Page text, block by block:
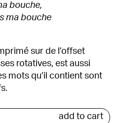
bouche,
ma bouche
sur de l’offset
rotatives, est aussi
mots qu’il contient sont
add to cart